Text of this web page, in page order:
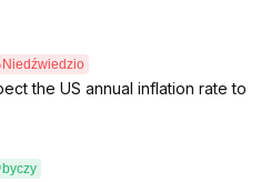
Niedźwiedzio
the US annual inflation rate to
byczy